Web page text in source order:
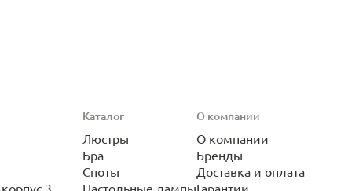
3
Каталог
Люстры
Бра
Споты
Настольные лампы
О компании
О компании
Бренды
Доставка и оплата
Гарантии